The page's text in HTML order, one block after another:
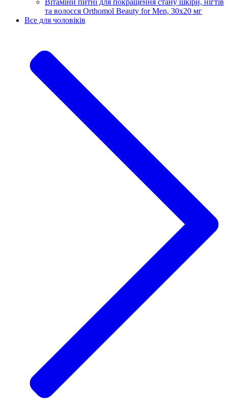
та волосся Orthomol Beauty for Men, 30х20 мг
Все для чоловіків